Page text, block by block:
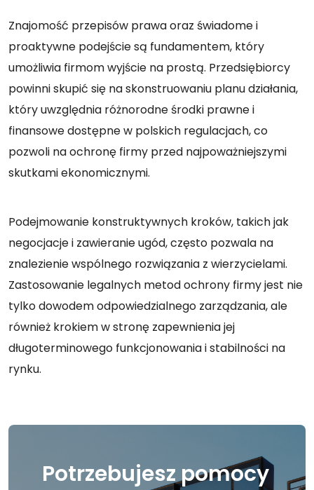
Znajomość przepisów prawa oraz świadome i
proaktywne podejście są fundamentem, który
umożliwia firmom wyjście na prostą. Przedsiębiorcy
powinni skupić się na skonstruowaniu planu działania,
który uwzględnia różnorodne środki prawne i
finansowe dostępne w polskich regulacjach, co
pozwoli na ochronę firmy przed najpoważniejszymi
skutkami ekonomicznymi.
Podejmowanie konstruktywnych kroków, takich jak
negocjacje i zawieranie ugód, często pozwala na
znalezienie wspólnego rozwiązania z wierzycielami.
Zastosowanie legalnych metod ochrony firmy jest nie
tylko dowodem odpowiedzialnego zarządzania, ale
również krokiem w stronę zapewnienia jej
długoterminowego funkcjonowania i stabilności na
rynku.
Potrzebujesz pomocy